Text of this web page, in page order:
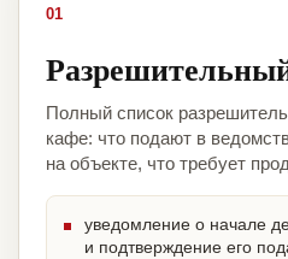
01
Полный список
кафе: что подают в
на объекте, что требует
уведомление о начале
и подтверждение его